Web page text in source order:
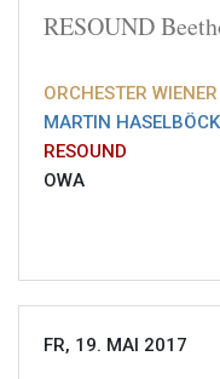
RESOUND
ORCHESTER
MARTIN HASELBÖCK
RESOUND
OWA
FR, 19. MAI 2017